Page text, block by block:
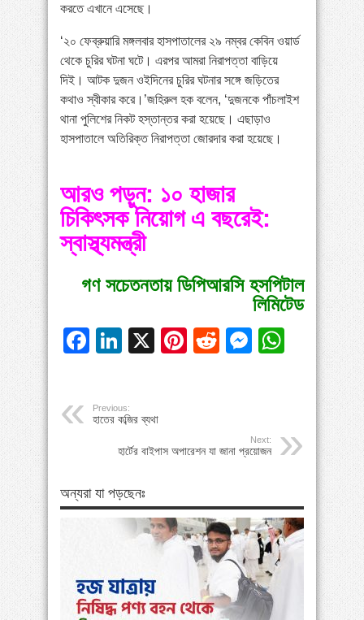
করতে এখানে এসেছে।
‘২০ ফেব্রুয়ারি মঙ্গলবার হাসপাতালের ২৯ নম্বর কেবিন ওয়ার্ড
থেকে চুরির ঘটনা ঘটে। এরপর আমরা নিরাপত্তা বাড়িয়ে
দিই। আটক দুজন ওইদিনের চুরির ঘটনার সঙ্গে জড়িতের
কথাও স্বীকার করে।’জহিরুল হক বলেন, ‘দুজনকে পাঁচলাইশ
থানা পুলিশের নিকট হস্তান্তর করা হয়েছে। এছাড়াও
হাসপাতালে অতিরিক্ত নিরাপত্তা জোরদার করা হয়েছে।
আরও পড়ুন: ১০ হাজার
চিকিৎসক নিয়োগ এ বছরেই:
স্বাস্থ্যমন্ত্রী
গণ সচেতনতায় ডিপিআরসি হসপিটাল
লিমিটেড
Facebook
LinkedIn
X Pinterest
Reddit
Previous:
হাতের কব্জির ব্যথা
Next:
হার্টের বাইপাস অপারেশন যা জানা প্রয়োজন
অন্যরা যা পড়ছেনঃ